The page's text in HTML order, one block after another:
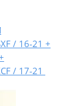
/ 16-21 +
/ 17-21